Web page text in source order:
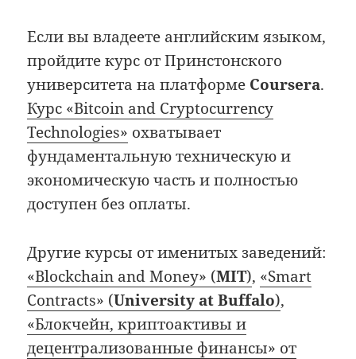
Если вы владеете английским языком,
пройдите курс от Принстонского
университета на платформе Coursera.
Курс «Bitcoin and Cryptocurrency
Technologies» охватывает
фундаментальную техническую и
экономическую часть и полностью
доступен без оплаты.
Другие курсы от именитых заведений:
«Blockchain and Money» (MIT), «Smart
Contracts» (University at Buffalo),
«Блокчейн, криптоактивы и
децентрализованные финансы» от